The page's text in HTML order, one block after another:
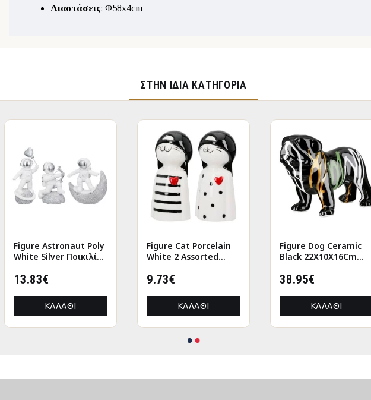
Διαστάσεις: Φ58x4cm
ΣΤΉΝ ΊΔΙΑ ΚΑΤΗΓΟΡΊΑ
Figure Astronaut Poly
White Silver Ποικιλία
11X5X12Cm
13.83€
ΚΑΛΆΘΙ
Figure Cat Porcelain
White 2 Assorted
9.73€
ΚΑΛΆΘΙ
Figure Dog Ceramic
Black 22X10X16Cm
38.95€
ΚΑΛΆΘΙ
Aποτριχωτική
Συσκευή Gold Epil 3W
23.29€
ΚΑΛΆΘΙ
Figure Astronaut Poly
White Silver Ποικιλία
11X5X12Cm
13.83€
ΚΑΛΆΘΙ
Figure Cat Porcelain
White 2 Assorted
9.73€
ΚΑΛΆΘΙ